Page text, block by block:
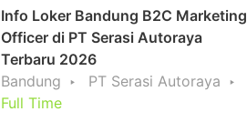
Info Loker Bandung B2C Marketing
Officer di PT Serasi Autoraya
Terbaru 2026
Bandung
PT Serasi Autoraya
Full Time